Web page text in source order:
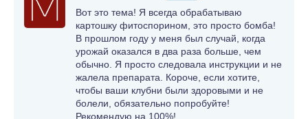
Вот это тема! Я всегда обрабатываю
картошку фитоспорином, это просто бомба!
В прошлом году у меня был случай, когда
урожай оказался в два раза больше, чем
обычно. Я просто следовала инструкции и не
жалела препарата. Короче, если хотите,
чтобы ваши клубни были здоровыми и не
болели, обязательно попробуйте!
Рекомендую на 100%!